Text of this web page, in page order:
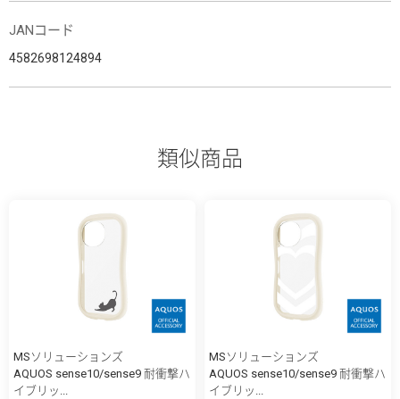
JANコード
4582698124894
類似商品
MSソリューションズ
AQUOS sense10/sense9 耐衝撃ハ
イブリッ...
MSソリューションズ
AQUOS sense10/sense9 耐衝撃ハ
イブリッ...